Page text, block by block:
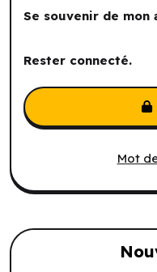
Se souvenir de mon
Rester connecté.
Mot